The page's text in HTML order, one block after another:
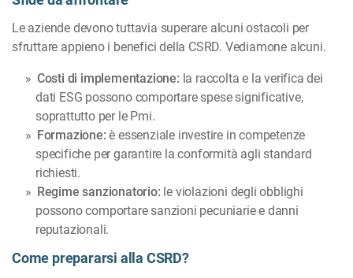
Le aziende devono tuttavia superare alcuni ostacoli per
sfruttare appieno i benefici della CSRD. Vediamone alcuni.
Costi di implementazione: la raccolta e la verifica dei
dati ESG possono comportare spese significative,
soprattutto per le Pmi.
Formazione: è essenziale investire in competenze
specifiche per garantire la conformità agli standard
richiesti.
Regime sanzionatorio: le violazioni degli obblighi
possono comportare sanzioni pecuniarie e danni
reputazionali.
Come prepararsi alla CSRD?